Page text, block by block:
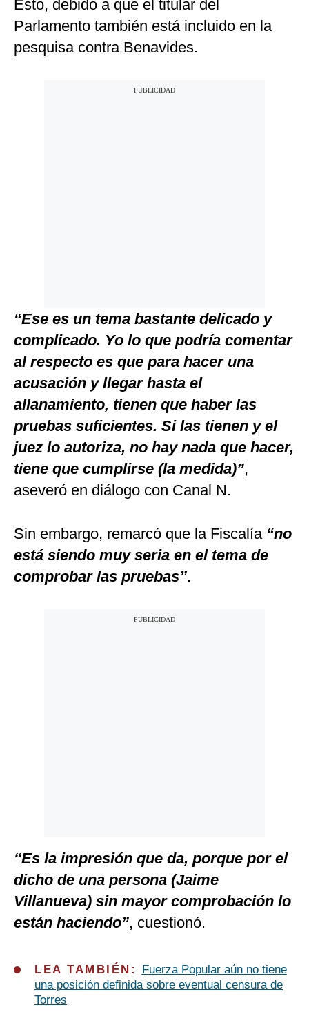
Esto, debido a que el titular del
Parlamento también está incluido en la
pesquisa contra Benavides.
“Ese es un tema bastante delicado y
complicado. Yo lo que podría comentar
al respecto es que para hacer una
acusación y llegar hasta el
allanamiento, tienen que haber las
pruebas suficientes. Si las tienen y el
juez lo autoriza, no hay nada que hacer,
tiene que cumplirse (la medida)”,
aseveró en diálogo con Canal N.
Sin embargo, remarcó que la Fiscalía “no
está siendo muy seria en el tema de
comprobar las pruebas”.
“Es la impresión que da, porque por el
dicho de una persona (Jaime
Villanueva) sin mayor comprobación lo
están haciendo”, cuestionó.
LEA TAMBIÉN:
Fuerza Popular aún no tiene
una posición definida sobre eventual censura de
Torres